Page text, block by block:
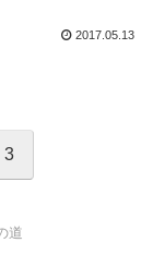
2017.05.13
3
道